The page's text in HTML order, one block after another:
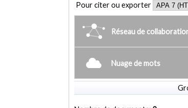
Pour citer ou exporter
Réseau de
Nuage de mots